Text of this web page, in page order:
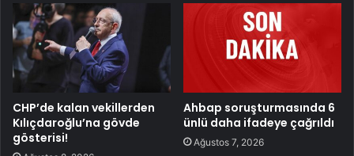
CHP’de kalan vekillerden
Kılıçdaroğlu’na gövde
gösterisi!
Ahbap soruşturmasında 6
ünlü daha ifadeye çağrıldı
Ağustos 7, 2026